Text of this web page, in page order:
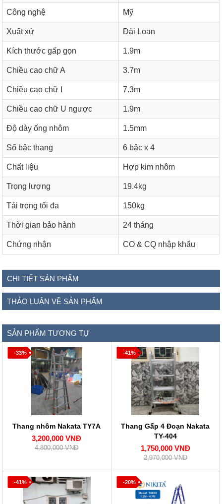
Công nghệ Mỹ
Xuất xứ Đài Loan
Kích thước gấp gọn 1.9m
Chiều cao chữ A 3.7m
Chiều cao chữ I 7.3m
Chiều cao chữ U ngược 1.9m
Độ dày ống nhôm 1.5mm
Số bậc thang 6 bậc x 4
Chất liệu Hợp kim nhôm
Trọng lượng 19.4kg
Tải trọng tối đa 150kg
Thời gian bảo hành 24 tháng
Chứng nhận CO & CQ nhập khẩu
CHI TIẾT SẢN PHẨM
THẢO LUẬN VỀ SẢN PHẨM
SẢN PHẨM TƯƠNG TỰ
-33%
Thang nhôm Nakata TY7A
3,200,000 VNĐ
4,800,000 VNĐ
-41%
Thang Gấp 4 Đoạn Nakata
TY-404
1,750,000 VNĐ
2,970,000 VNĐ
-41% -20%